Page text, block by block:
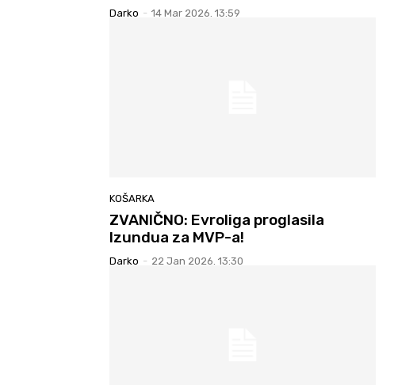
Darko - 14 Mar 2026. 13:59
KOŠARKA
ZVANIČNO: Evroliga proglasila
Izundua za MVP-a!
Darko - 22 Jan 2026. 13:30